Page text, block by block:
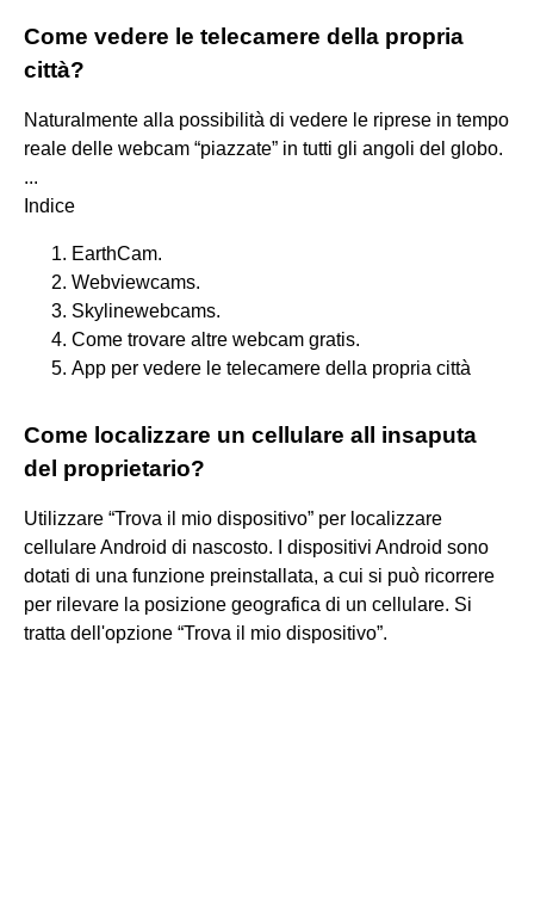
Come vedere le telecamere della propria
città?
Naturalmente alla possibilità di vedere le riprese in tempo
reale delle webcam “piazzate” in tutti gli angoli del globo.
...
Indice
EarthCam.
Webviewcams.
Skylinewebcams.
Come trovare altre webcam gratis.
App per vedere le telecamere della propria città
Come localizzare un cellulare all insaputa
del proprietario?
Utilizzare “Trova il mio dispositivo” per localizzare
cellulare Android di nascosto. I dispositivi Android sono
dotati di una funzione preinstallata, a cui si può ricorrere
per rilevare la posizione geografica di un cellulare. Si
tratta dell'opzione “Trova il mio dispositivo”.